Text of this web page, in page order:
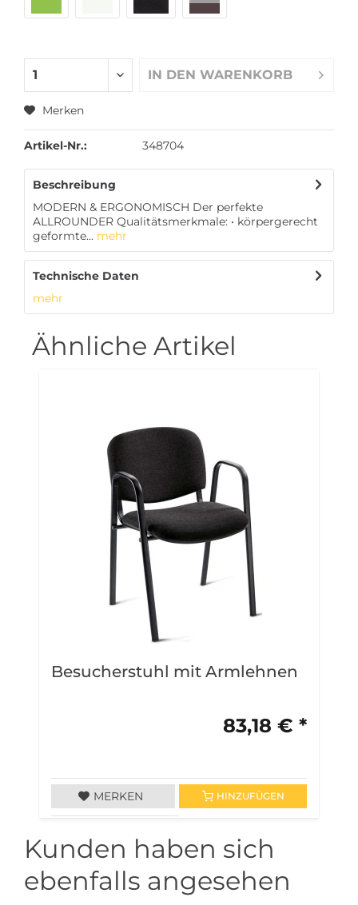
IN DEN WARENKORB
Merken
Artikel-Nr.: 348704
Beschreibung
MODERN & ERGONOMISCH Der perfekte
ALLROUNDER Qualitätsmerkmale: • körpergerecht
geformte... mehr
Technische Daten
mehr
Ähnliche Artikel
Besucherstuhl mit Armlehnen
83,18 € *
MERKEN HINZUFÜGEN
Kunden haben sich
ebenfalls angesehen